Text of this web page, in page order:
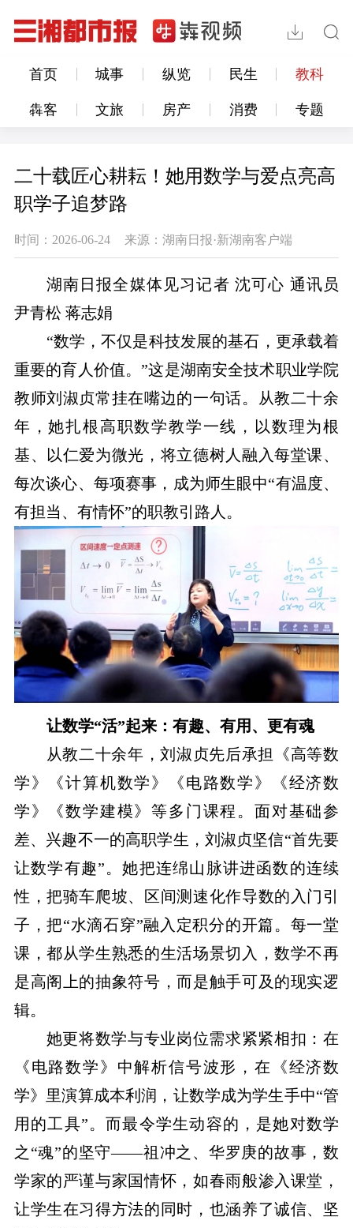
首页 城事 纵览 民生 教科
犇客 文旅 房产 消费 专题
二十载匠心耕耘！她用数学与爱点亮高
职学子追梦路
时间：2026-06-24 来源：湖南日报·新湖南客户端
湖南日报全媒体见习记者 沈可心 通讯员
尹青松 蒋志娟
“数学，不仅是科技发展的基石，更承载着
重要的育人价值。”这是湖南安全技术职业学院
教师刘淑贞常挂在嘴边的一句话。从教二十余
年，她扎根高职数学教学一线，以数理为根
基、以仁爱为微光，将立德树人融入每堂课、
每次谈心、每项赛事，成为师生眼中“有温度、
有担当、有情怀”的职教引路人。
让数学“活”起来：有趣、有用、更有魂
从教二十余年，刘淑贞先后承担《高等数
学》《计算机数学》《电路数学》《经济数
学》《数学建模》等多门课程。面对基础参
差、兴趣不一的高职学生，刘淑贞坚信“首先要
让数学有趣”。她把连绵山脉讲进函数的连续
性，把骑车爬坡、区间测速化作导数的入门引
子，把“水滴石穿”融入定积分的开篇。每一堂
课，都从学生熟悉的生活场景切入，数学不再
是高阁上的抽象符号，而是触手可及的现实逻
辑。
她更将数学与专业岗位需求紧紧相扣：在
《电路数学》中解析信号波形，在《经济数
学》里演算成本利润，让数学成为学生手中“管
用的工具”。而最令学生动容的，是她对数学
之“魂”的坚守——祖冲之、华罗庚的故事，数
学家的严谨与家国情怀，如春雨般渗入课堂，
让学生在习得方法的同时，也涵养了诚信、坚